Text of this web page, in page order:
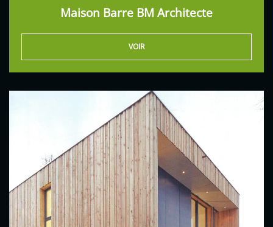
Maison Barre BM Architecte
VOIR